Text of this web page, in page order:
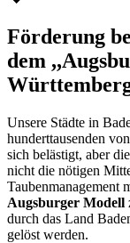
Förderung
dem
Unsere Städte in
hunderttausenden
sich belästigt, aber
nicht die nötigen
Taubenmanagement
Augsburger Modell
durch das Land
gelöst werden.